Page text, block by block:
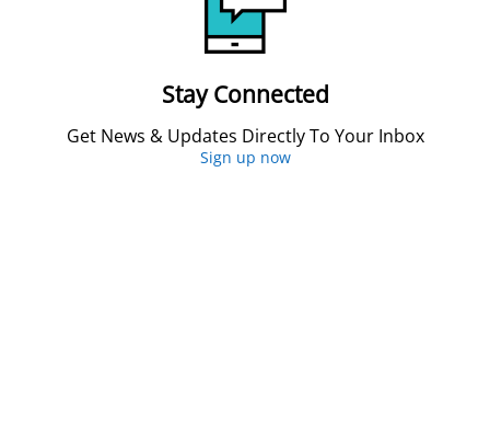
Stay Connected
Get News & Updates Directly To Your Inbox
Sign up now